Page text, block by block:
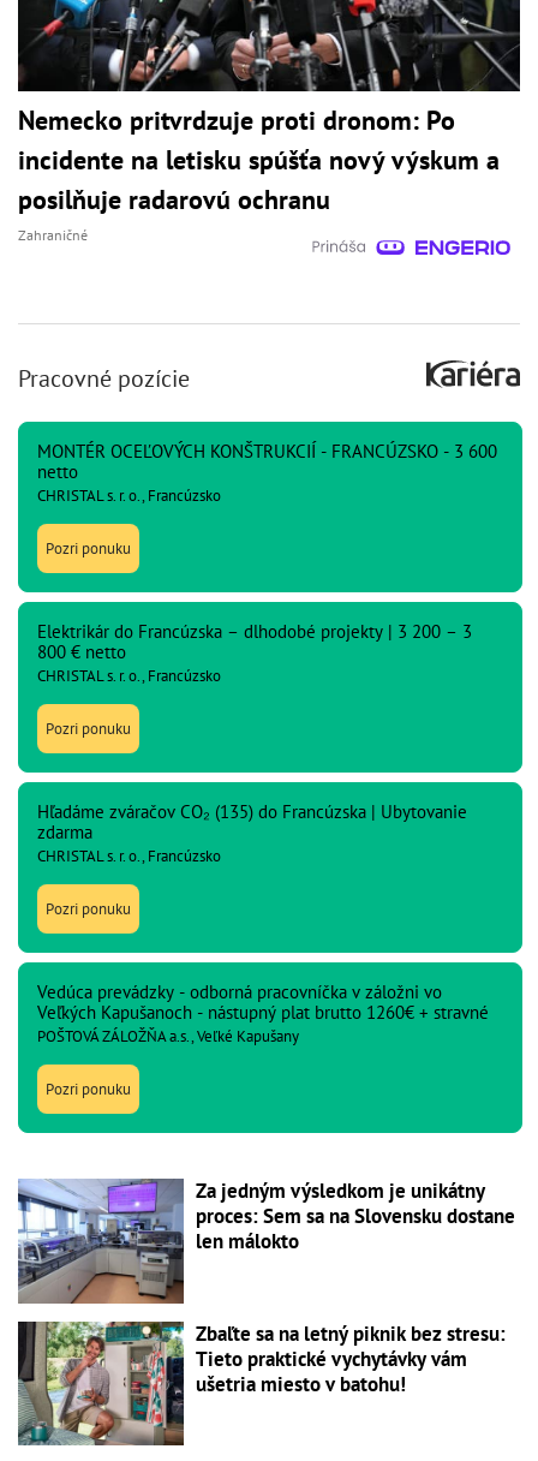
Nemecko pritvrdzuje proti dronom: Po
incidente na letisku spúšťa nový výskum a
posilňuje radarovú ochranu
Zahraničné
Pracovné pozície
MONTÉR OCEĽOVÝCH KONŠTRUKCIÍ - FRANCÚZSKO - 3 600
netto
CHRISTAL s. r. o., Francúzsko
Pozri ponuku
Elektrikár do Francúzska – dlhodobé projekty | 3 200 – 3
800 € netto
CHRISTAL s. r. o., Francúzsko
Pozri ponuku
Hľadáme zváračov CO₂ (135) do Francúzska | Ubytovanie
zdarma
CHRISTAL s. r. o., Francúzsko
Pozri ponuku
Vedúca prevádzky - odborná pracovníčka v záložni vo
Veľkých Kapušanoch - nástupný plat brutto 1260€ + stravné
POŠTOVÁ ZÁLOŽŇA a.s., Veľké Kapušany
Pozri ponuku
Za jedným výsledkom je unikátny
proces: Sem sa na Slovensku dostane
len málokto
Zbaľte sa na letný piknik bez stresu:
Tieto praktické vychytávky vám
ušetria miesto v batohu!